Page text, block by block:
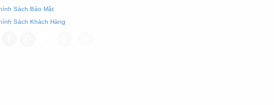
Sách Bảo Mật
Sách Khách Hàng